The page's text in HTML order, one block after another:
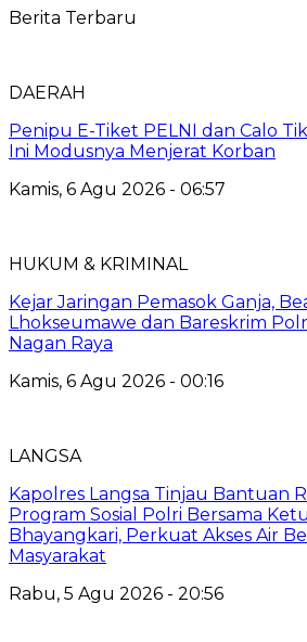
Berita Terbaru
DAERAH
Penipu E-Tiket PELNI dan Calo
Ini Modusnya Menjerat Korban
Kamis, 6 Agu 2026 - 06:57
HUKUM & KRIMINAL
Kejar Jaringan Pemasok Ganja,
Lhokseumawe dan Bareskrim
Nagan Raya
Kamis, 6 Agu 2026 - 00:16
LANGSA
Kapolres Langsa Tinjau Bantuan
Program Sosial Polri Bersama
Bhayangkari, Perkuat Akses Air
Masyarakat
Rabu, 5 Agu 2026 - 20:56